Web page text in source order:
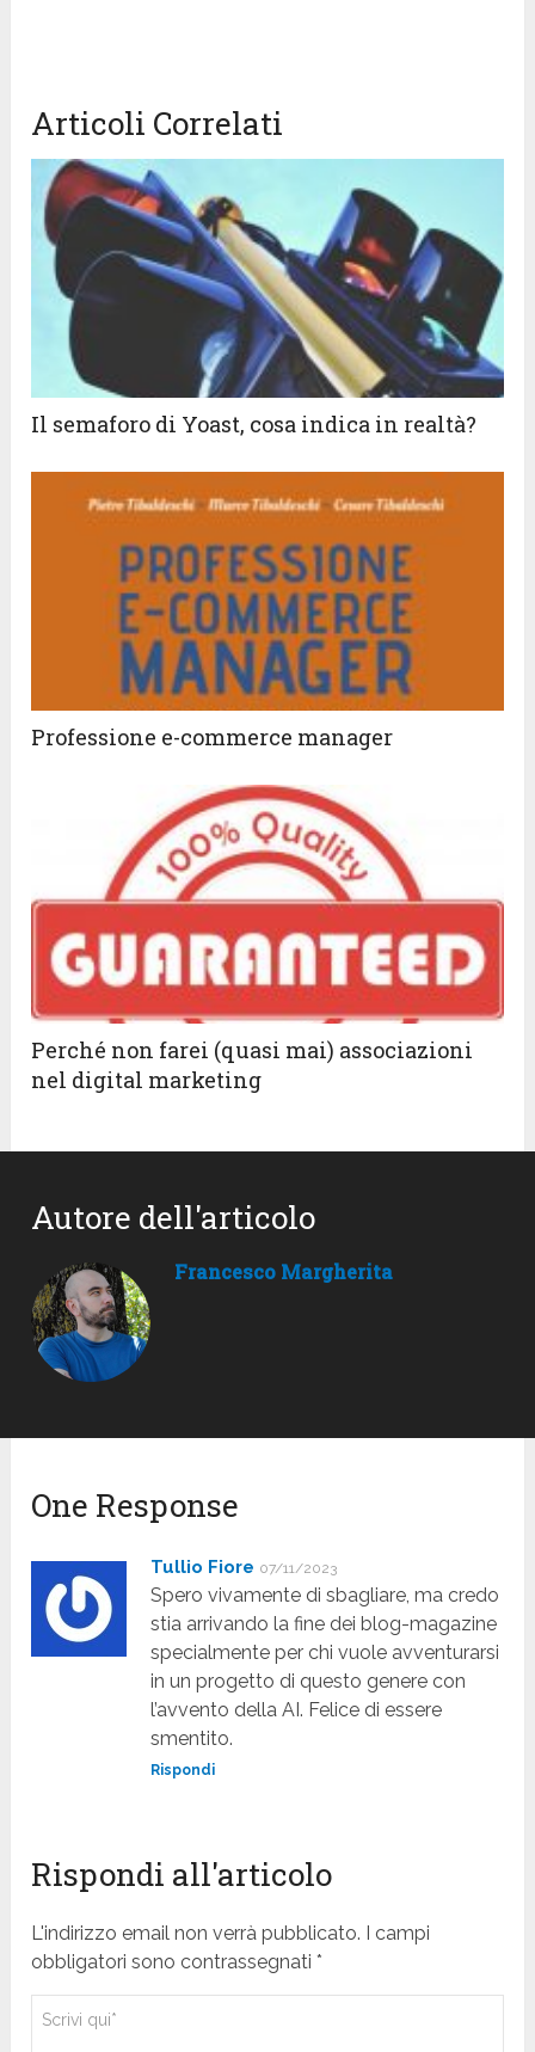
Articoli Correlati
Il semaforo di Yoast, cosa indica in realtà?
Professione e-commerce manager
Perché non farei (quasi mai) associazioni
nel digital marketing
Autore dell'articolo
Francesco Margherita
One Response
Tullio Fiore 07/11/2023
Spero vivamente di sbagliare, ma credo
stia arrivando la fine dei blog-magazine
specialmente per chi vuole avventurarsi
in un progetto di questo genere con
l’avvento della AI. Felice di essere
smentito.
Rispondi
Rispondi all'articolo
L'indirizzo email non verrà pubblicato. I campi
obbligatori sono contrassegnati *